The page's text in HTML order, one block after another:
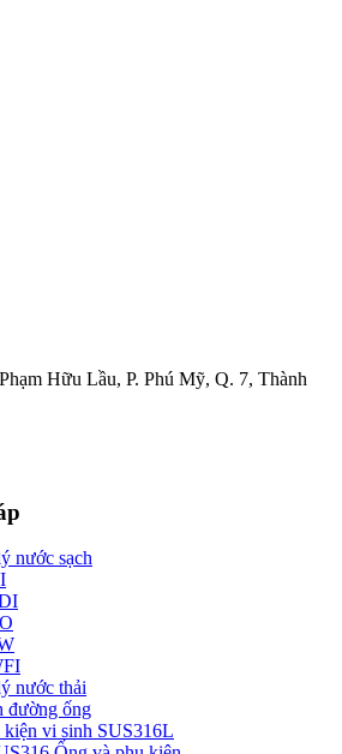
Hữu Lầu, P. Phú Mỹ, Q. 7, Thành
nước sạch
nước thải
đường ống
kiện vi sinh SUS316L